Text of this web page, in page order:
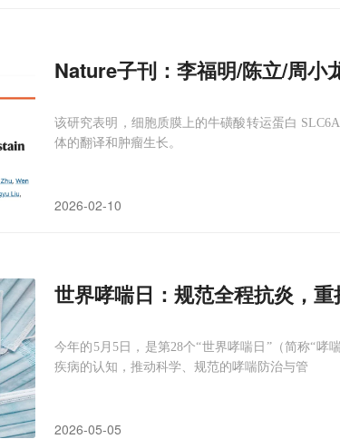
Nature子刊：李福明/陈立/周小
该研究表明，细胞质膜上的牛磺酸转运蛋白
体的翻译和肿瘤生长。
2026-02-10
世界哮喘日：规范全程抗炎，
今年的5月5日，是第28个“世界哮喘日”（简称“
疾病的认知，推动科学、规范的哮喘防治与管
2026-05-05